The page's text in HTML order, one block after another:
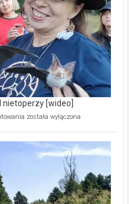
[wideo]
nietoperzy [wideo]
Ekologiczne
kamerą
wśród
została wyłączona